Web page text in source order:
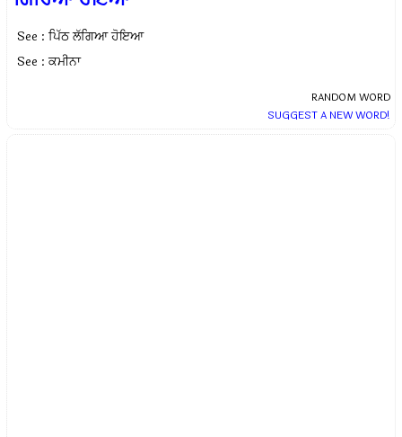
See : ਪਿੱਠ ਲੱਗਿਆ ਹੋਇਆ
See : ਕਮੀਨਾ
RANDOM WORD
SUGGEST A NEW WORD!